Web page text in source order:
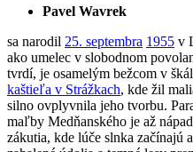
Pavel Wavrek
sa narodil 25. septembra 1955 v
ako umelec v slobodnom
tvrdí, je osamelým bežcom v
kaštieľa v Strážkach, kde žil
silno ovplyvnila jeho tvorbu.
maľby Medňanského je až
zákutia, kde lúče slnka začínajú